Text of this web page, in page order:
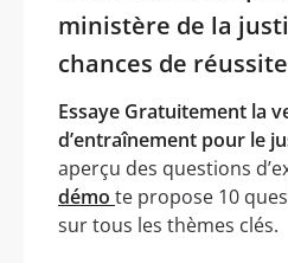
ministère de la
chances de réussite
Essaye Gratuitement la
d’entraînement pour le
aperçu des questions
démo te propose 10
sur tous les thèmes clés.